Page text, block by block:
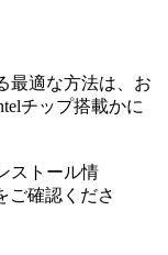
最適な方法は、お
チップ搭載かに
ストール情
ご確認くださ